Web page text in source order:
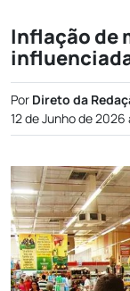
Inflação de
Por Direto da
12 de Junho de 2026